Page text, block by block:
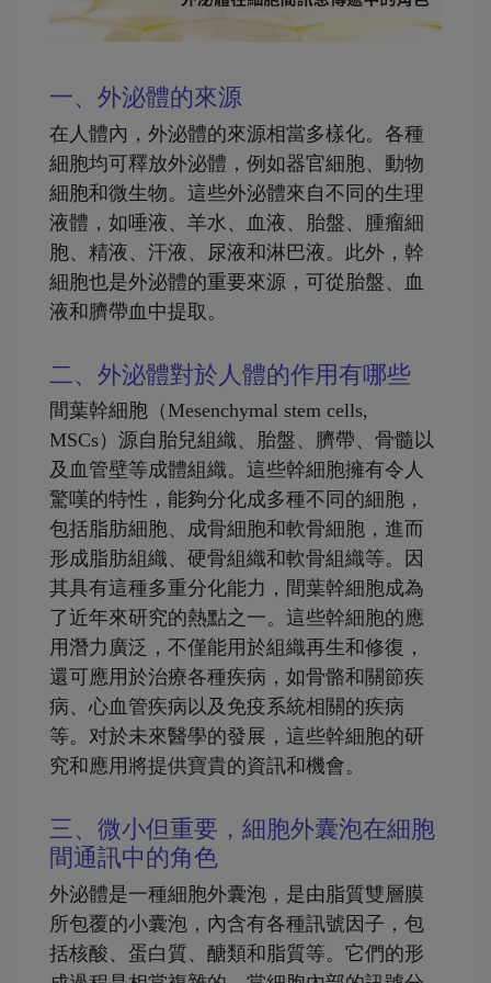
一、外泌體的來源
在人體內，外泌體的來源相當多樣化。各種
細胞均可釋放外泌體，例如器官細胞、動物
細胞和微生物。這些外泌體來自不同的生理
液體，如唾液、羊水、血液、胎盤、腫瘤細
胞、精液、汗液、尿液和淋巴液。此外，幹
細胞也是外泌體的重要來源，可從胎盤、血
液和臍帶血中提取。
二、外泌體對於人體的作用有哪些
間葉幹細胞（Mesenchymal stem cells,
MSCs）源自胎兒組織、胎盤、臍帶、骨髓以
及血管壁等成體組織。這些幹細胞擁有令人
驚嘆的特性，能夠分化成多種不同的細胞，
包括脂肪細胞、成骨細胞和軟骨細胞，進而
形成脂肪組織、硬骨組織和軟骨組織等。因
其具有這種多重分化能力，間葉幹細胞成為
了近年來研究的熱點之一。這些幹細胞的應
用潛力廣泛，不僅能用於組織再生和修復，
還可應用於治療各種疾病，如骨骼和關節疾
病、心血管疾病以及免疫系統相關的疾病
等。对於未來醫學的發展，這些幹細胞的研
究和應用將提供寶貴的資訊和機會。
三、微小但重要，細胞外囊泡在細胞
間通訊中的角色
外泌體是一種細胞外囊泡，是由脂質雙層膜
所包覆的小囊泡，內含有各種訊號因子，包
括核酸、蛋白質、醣類和脂質等。它們的形